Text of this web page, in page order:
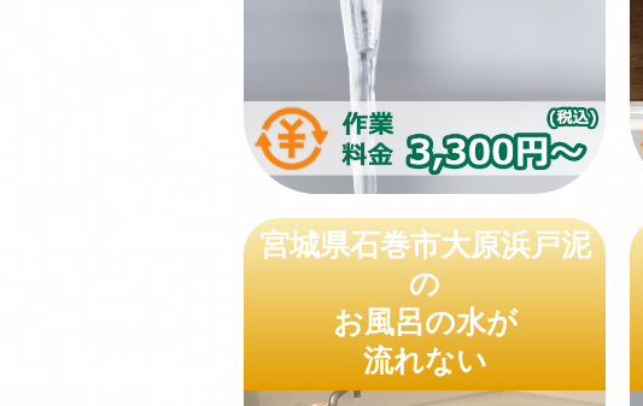
宮城県石巻市大原浜戸泥
の
お風呂の水が
流れない